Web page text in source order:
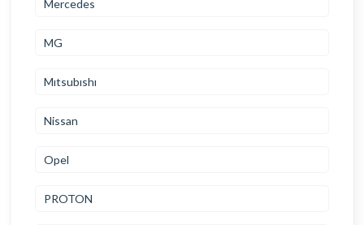
Mercedes
MG
Mıtsubıshı
Nissan
Opel
PROTON